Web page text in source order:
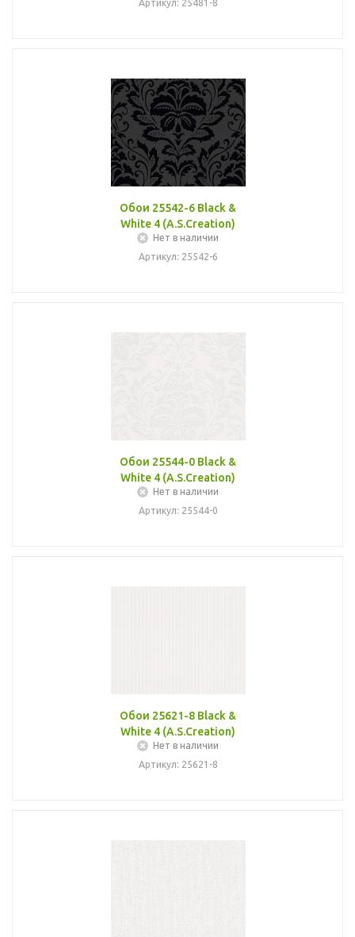
Артикул: 25481-8
Обои 25542-6 Black &
White 4 (A.S.Creation)
Нет в наличии
Артикул: 25542-6
Обои 25544-0 Black &
White 4 (A.S.Creation)
Нет в наличии
Артикул: 25544-0
Обои 25621-8 Black &
White 4 (A.S.Creation)
Нет в наличии
Артикул: 25621-8